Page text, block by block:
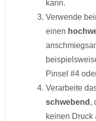
kann.
Verwende
einen
Pinsel #4
Verarbeite
schwebend ,
keinen Druck